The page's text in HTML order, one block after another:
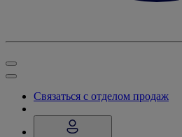
Связаться с отделом продаж